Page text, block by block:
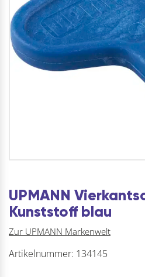
UPMANN
Kunststoff blau
Zur UPMANN Markenwelt
Artikelnummer: 134145